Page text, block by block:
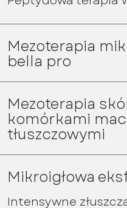
Mezoterapia
bella pro
Mezoterapia
komórkami
tłuszczowymi
Mikroigłowa
Intensywne